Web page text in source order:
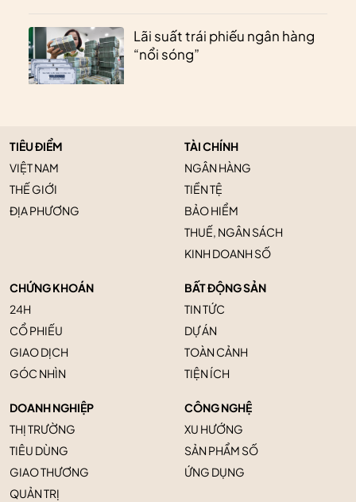
Lãi suất trái phiếu ngân hàng
“nổi sóng”
TIÊU ĐIỂM
VIỆT NAM
THẾ GIỚI
ĐỊA PHƯƠNG
TÀI CHÍNH
NGÂN HÀNG
TIỀN TỆ
BẢO HIỂM
THUẾ, NGÂN SÁCH
KINH DOANH SỐ
CHỨNG KHOÁN
24H
CỔ PHIẾU
GIAO DỊCH
GÓC NHÌN
BẤT ĐỘNG SẢN
TIN TỨC
DỰ ÁN
TOÀN CẢNH
TIỆN ÍCH
DOANH NGHIỆP
THỊ TRƯỜNG
TIÊU DÙNG
GIAO THƯƠNG
QUẢN TRỊ
CÔNG NGHỆ
XU HƯỚNG
SẢN PHẨM SỐ
ỨNG DỤNG